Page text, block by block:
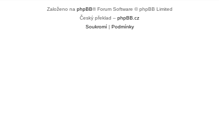
Založeno na phpBB® Forum Software © phpBB Limited
Český překlad – phpBB.cz
Soukromí| Podmínky